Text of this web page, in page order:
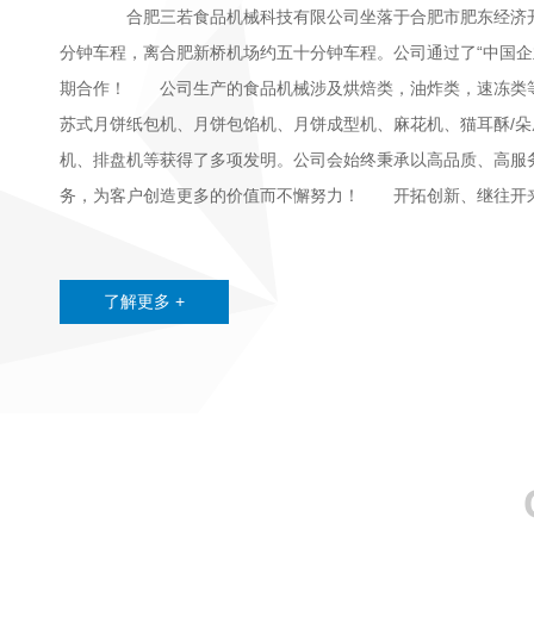
合肥三若食品机械科技有限公司坐落于合肥市肥东经济
分钟车程，离合肥新桥机场约五十分钟车程。公司通过了“中国
期合作！ 公司生产的食品机械涉及烘焙类，油炸类，速冻类
苏式月饼纸包机、月饼包馅机、月饼成型机、麻花机、猫耳酥/
机、排盘机等获得了多项发明。公司会始终秉承以高品质、高
务，为客户创造更多的价值而不懈努力！ 开拓创新、继往开
了解更多 +